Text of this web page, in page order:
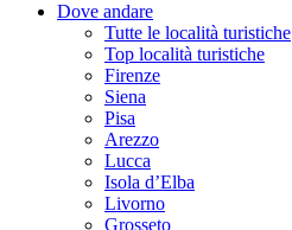
Dove andare
Tutte le località turistiche
Top località turistiche
Firenze
Siena
Pisa
Arezzo
Lucca
Isola d’Elba
Livorno
Grosseto